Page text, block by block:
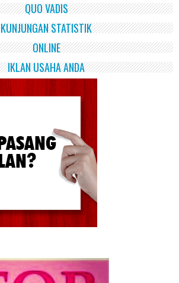
QUO VADIS
KUNJUNGAN STATISTIK
ONLINE
IKLAN USAHA ANDA